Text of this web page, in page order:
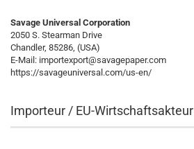
Savage Universal Corporation
2050 S. Stearman Drive
Chandler, 85286, (USA)
E-Mail: importexport@savagepaper.com
https://savageuniversal.com/us-en/
Importeur / EU-Wirtschaftsakteur